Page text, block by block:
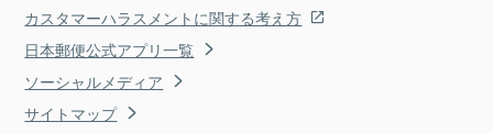
カスタマーハラスメントに関する考え方
日本郵便公式アプリ一覧
ソーシャルメディア
サイトマップ